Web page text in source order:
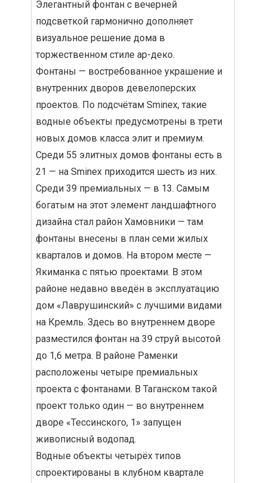
Элегантный фонтан с вечерней
подсветкой гармонично дополняет
визуальное решение дома в
торжественном стиле ар-деко.
Фонтаны — востребованное украшение и
внутренних дворов девелоперских
проектов. По подсчётам Sminex, такие
водные объекты предусмотрены в трети
новых домов класса элит и премиум.
Среди 55 элитных домов фонтаны есть в
21 — на Sminex приходится шесть из них.
Среди 39 премиальных — в 13. Самым
богатым на этот элемент ландшафтного
дизайна стал район Хамовники — там
фонтаны внесены в план семи жилых
кварталов и домов. На втором месте —
Якиманка с пятью проектами. В этом
районе недавно введён в эксплуатацию
дом «Лаврушинский» с лучшими видами
на Кремль. Здесь во внутреннем дворе
разместился фонтан на 39 струй высотой
до 1,6 метра. В районе Раменки
расположены четыре премиальных
проекта с фонтанами. В Таганском такой
проект только один — во внутреннем
дворе «Тессинского, 1» запущен
живописный водопад.
Водные объекты четырёх типов
спроектированы в клубном квартале